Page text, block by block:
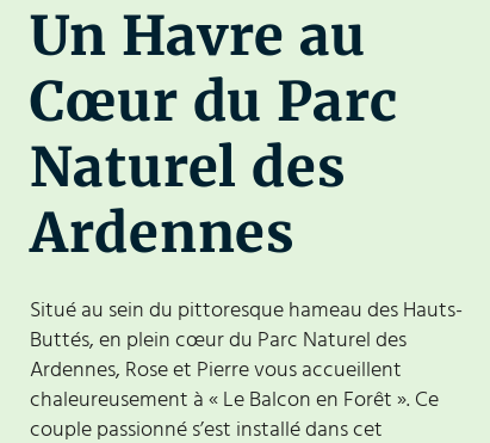
Un Havre au
Cœur du Parc
Naturel des
Ardennes
Situé au sein du pittoresque hameau des Hauts-
Buttés, en plein cœur du Parc Naturel des
Ardennes, Rose et Pierre vous accueillent
chaleureusement à « Le Balcon en Forêt ». Ce
couple passionné s’est installé dans cet